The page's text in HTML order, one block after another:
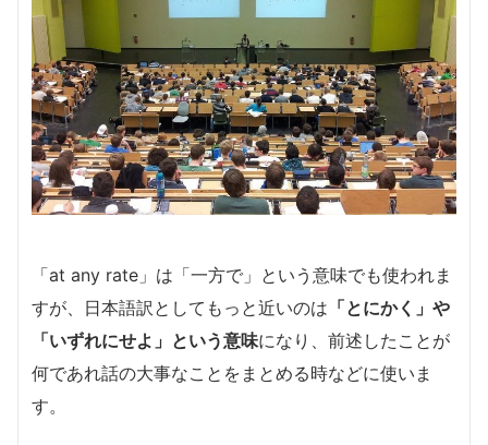
「at any rate」は「一方で」という意味でも使われま
すが、日本語訳としてもっと近いのは 「とにかく」や
「いずれにせよ」という意味になり、前述したことが
何であれ話の大事なことをまとめる時などに使いま
す。